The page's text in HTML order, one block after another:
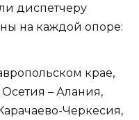
диспетчеру
на каждой опоре:
крае,
– Алания,
Черкесия,